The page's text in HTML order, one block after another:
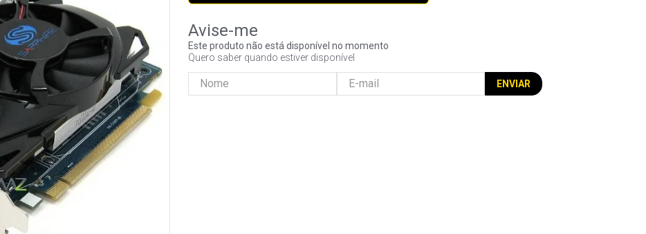
Este produto não está disponível no momento
Quero saber quando estiver disponível
ENVIAR